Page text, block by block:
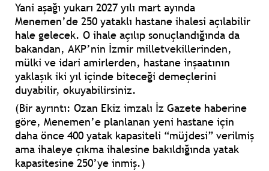
Yani aşağı yukarı 2027 yılı mart ayında
Menemen’de 250 yataklı hastane ihalesi açılabilir
hale gelecek. O ihale açılıp sonuçlandığında da
bakandan, AKP’nin İzmir milletvekillerinden,
mülki ve idari amirlerden, hastane inşaatının
yaklaşık iki yıl içinde biteceği demeçlerini
duyabilir, okuyabilirsiniz.
(Bir ayrıntı: Ozan Ekiz imzalı İz Gazete haberine
göre, Menemen’e planlanan yeni hastane için
daha önce 400 yatak kapasiteli “müjdesi” verilmiş
ama ihaleye çıkma ihalesine bakıldığında yatak
kapasitesine 250’ye inmiş.)